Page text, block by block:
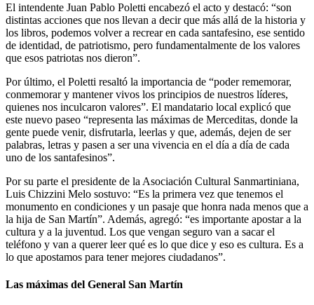
El intendente Juan Pablo Poletti encabezó el acto y destacó: “son
distintas acciones que nos llevan a decir que más allá de la historia y
los libros, podemos volver a recrear en cada santafesino, ese sentido
de identidad, de patriotismo, pero fundamentalmente de los valores
que esos patriotas nos dieron”.
Por último, el Poletti resaltó la importancia de “poder rememorar,
conmemorar y mantener vivos los principios de nuestros líderes,
quienes nos inculcaron valores”. El mandatario local explicó que
este nuevo paseo “representa las máximas de Merceditas, donde la
gente puede venir, disfrutarla, leerlas y que, además, dejen de ser
palabras, letras y pasen a ser una vivencia en el día a día de cada
uno de los santafesinos”.
Por su parte el presidente de la Asociación Cultural Sanmartiniana,
Luis Chizzini Melo sostuvo: “Es la primera vez que tenemos el
monumento en condiciones y un pasaje que honra nada menos que a
la hija de San Martín”. Además, agregó: “es importante apostar a la
cultura y a la juventud. Los que vengan seguro van a sacar el
teléfono y van a querer leer qué es lo que dice y eso es cultura. Es a
lo que apostamos para tener mejores ciudadanos”.
Las máximas del General San Martín